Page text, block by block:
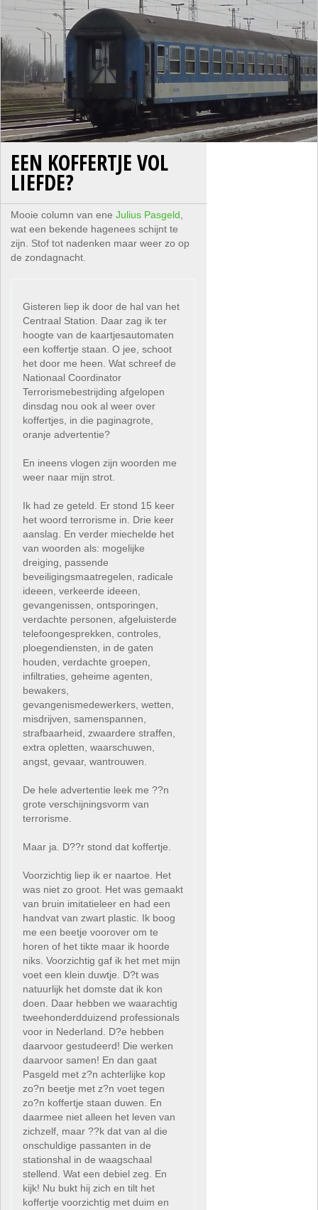
EEN KOFFERTJE VOL
LIEFDE?
Mooie column van eneJulius Pasgeld
wat een bekende hagenees schijnt te
zijn. Stof tot nadenken maar weer zo op
de zondagnacht.
Gisteren liep ik door de hal van het
Centraal Station. Daar zag ik ter
hoogte van de kaartjesautomaten
een koffertje staan. O jee, schoot
het door me heen. Wat schreef de
Nationaal Coordinator
Terrorismebestrijding afgelopen
dinsdag nou ook al weer over
koffertjes, in die paginagrote,
oranje advertentie?
En ineens vlogen zijn woorden me
weer naar mijn strot.
Ik had ze geteld. Er stond 15 keer
het woord terrorisme in. Drie keer
aanslag. En verder miechelde het
van woorden als: mogelijke
dreiging, passende
beveiligingsmaatregelen, radicale
ideeen, verkeerde ideeen,
gevangenissen, ontsporingen,
verdachte personen, afgeluisterde
telefoongesprekken, controles,
ploegendiensten, in de gaten
houden, verdachte groepen,
infiltraties, geheime agenten,
bewakers,
gevangenismedewerkers, wetten,
misdrijven, samenspannen,
strafbaarheid, zwaardere straffen,
extra opletten, waarschuwen,
angst, gevaar, wantrouwen.
De hele advertentie leek me ??n
grote verschijningsvorm van
terrorisme.
Maar ja. D??r stond dat koffertje.
Voorzichtig liep ik er naartoe. Het
was niet zo groot. Het was gemaakt
van bruin imitatieleer en had een
handvat van zwart plastic. Ik boog
me een beetje voorover om te
horen of het tikte maar ik hoorde
niks. Voorzichtig gaf ik het met mijn
voet een klein duwtje. D?t was
natuurlijk het domste dat ik kon
doen. Daar hebben we waarachtig
tweehonderdduizend professionals
voor in Nederland. D?e hebben
daarvoor gestudeerd! Die werken
daarvoor samen! En dan gaat
Pasgeld met z?n achterlijke kop
zo?n beetje met z?n voet tegen
zo?n koffertje staan duwen. En
daarmee niet alleen het leven van
zichzelf, maar ??k dat van al die
onschuldige passanten in de
stationshal in de waagschaal
stellend. Wat een debiel zeg. En
kijk! Nu bukt hij zich en tilt het
koffertje voorzichtig met duim en